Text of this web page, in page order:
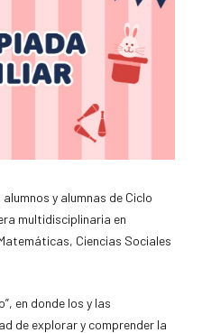
y alumnas de Ciclo
multidisciplinaria en
Ciencias Sociales
en donde los y las
de explorar y comprender la